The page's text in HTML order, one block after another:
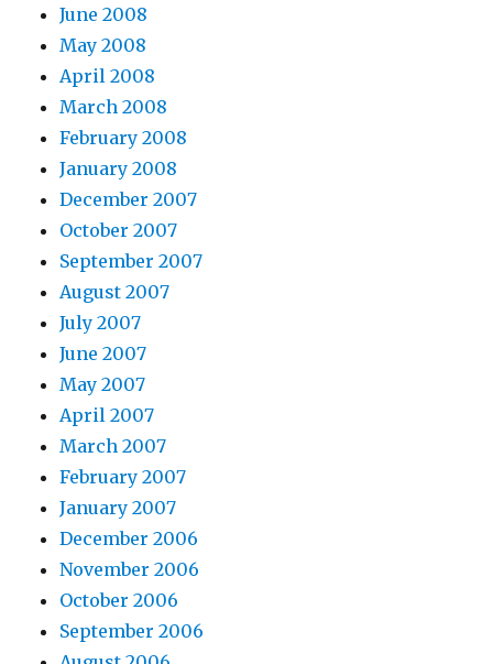
June 2008
May 2008
April 2008
March 2008
February 2008
January 2008
December 2007
October 2007
September 2007
August 2007
July 2007
June 2007
May 2007
April 2007
March 2007
February 2007
January 2007
December 2006
November 2006
October 2006
September 2006